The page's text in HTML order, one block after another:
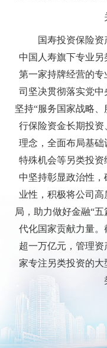
国寿投资保险
中国人寿旗下专业
第一家持牌经营的专
司坚决贯彻落实党中
坚持“服务国家战略
行保险资金长期投
理念，全面布局基础
特殊机会等另类投
中坚持彰显政治性
业性，积极将公司
局，助力做好金融“
代化国家贡献力量。
超一万亿元，管理
家专注另类投资的